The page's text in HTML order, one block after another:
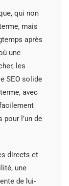
qui non
mais
après
une
les
SEO solide
avec
pour l’un de
directs et
une
de lui-